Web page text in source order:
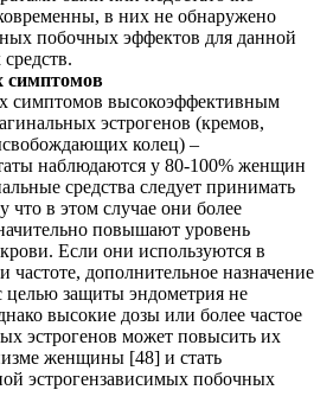
в них не обнаружено
побочных эффектов для данной
симптомов
симптомов высокоэффективным
эстрогенов (кремов,
колец) –
наблюдаются у 80-100% женщин
средства следует принимать
что в этом случае они более
повышают уровень
Если они используются в
частоте, дополнительное назначение
целью защиты эндометрия не
высокие дозы или более частое
эстрогенов может повысить их
женщины [48] и стать
эстрогензависимых побочных